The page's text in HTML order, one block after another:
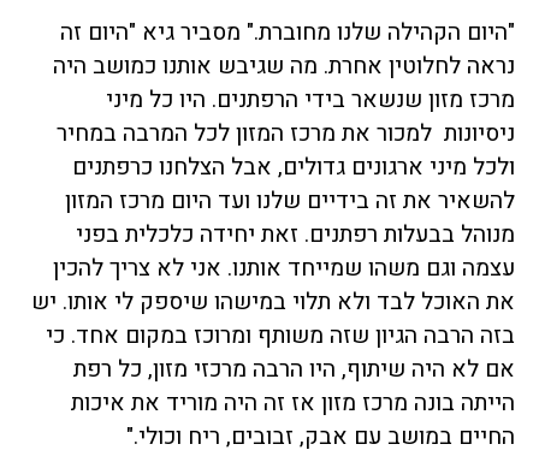
"היום הקהילה שלנו מחוברת." מסביר גיא "היום זה
נראה לחלוטין אחרת. מה שגיבש אותנו כמושב היה
מרכז מזון שנשאר בידי הרפתנים. היו כל מיני
ניסיונות למכור את מרכז המזון לכל המרבה במחיר
ולכל מיני ארגונים גדולים, אבל הצלחנו כרפתנים
להשאיר את זה בידיים שלנו ועד היום מרכז המזון
מנוהל בבעלות רפתנים. זאת יחידה כלכלית בפני
עצמה וגם משהו שמייחד אותנו. אני לא צריך להכין
את האוכל לבד ולא תלוי במישהו שיספק לי אותו. יש
בזה הרבה הגיון שזה משותף ומרוכז במקום אחד. כי
אם לא היה שיתוף, היו הרבה מרכזי מזון, כל רפת
הייתה בונה מרכז מזון אז זה היה מוריד את איכות
החיים במושב עם אבק, זבובים, ריח וכולי."